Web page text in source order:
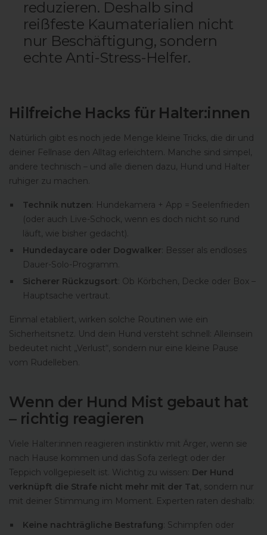
reduzieren. Deshalb sind
reißfeste Kaumaterialien nicht
nur Beschäftigung, sondern
echte Anti-Stress-Helfer.
Hilfreiche Hacks für Halter:innen
Natürlich gibt es noch jede Menge kleine Tricks, die dir und
deiner Fellnase den Alltag erleichtern. Manche sind simpel,
andere technisch – und alle dienen dazu, Hund und Halter
ruhiger zu machen.
Technik nutzen: Hundekamera + App = Seelenfrieden
(oder auch Live-Schock, wenn es doch nicht so rund
läuft, wie bisher gedacht).
Hundedaycare oder Dogwalker: Besser als endloses
Dauer-Solo-Programm.
Sicherer Rückzugsort: Ob Körbchen, Decke oder Box –
Hauptsache vertraut.
Einmal etabliert, wirken solche Routinen wie ein
Sicherheitsnetz. Und dein Hund versteht schnell: Alleinsein
bedeutet nicht „Verlust“, sondern nur eine kleine Pause
vom Rudelleben.
Wenn der Hund Mist gebaut hat
– richtig reagieren
Viele Halter:innen reagieren instinktiv mit Ärger, wenn sie
nach Hause kommen und das Sofa zerlegt oder der
Teppich vollgepieselt ist. Wichtig zu wissen: Der Hund
verknüpft die Strafe nicht mehr mit der Tat, sondern nur
mit deiner Stimmung im Moment. Experten raten deshalb:
Keine nachträgliche Bestrafung: Schimpfen oder